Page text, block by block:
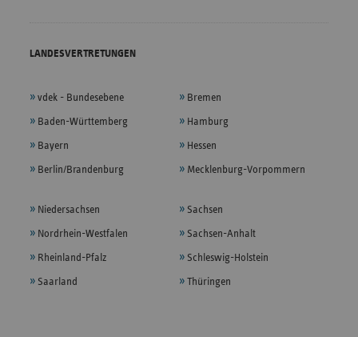
LANDESVERTRETUNGEN
vdek - Bundesebene
Baden-Württemberg
Bayern
Berlin/Brandenburg
Bremen
Hamburg
Hessen
Mecklenburg-Vorpommern
Niedersachsen
Nordrhein-Westfalen
Rheinland-Pfalz
Saarland
Sachsen
Sachsen-Anhalt
Schleswig-Holstein
Thüringen